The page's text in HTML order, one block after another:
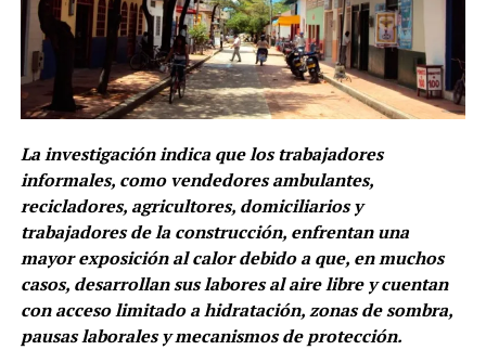
La investigación indica que los trabajadores
informales, como vendedores ambulantes,
recicladores, agricultores, domiciliarios y
trabajadores de la construcción, enfrentan una
mayor exposición al calor debido a que, en muchos
casos, desarrollan sus labores al aire libre y cuentan
con acceso limitado a hidratación, zonas de sombra,
pausas laborales y mecanismos de protección.